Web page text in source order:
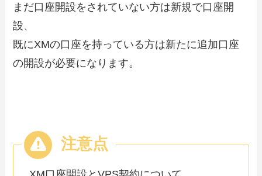
まだ口座開設をされていない方は新規で口座開
設、
既にXMの口座を持っている方は新たに追加口座
の開設が必要になります。